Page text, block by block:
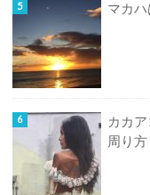
マカハ
カカ
周り方